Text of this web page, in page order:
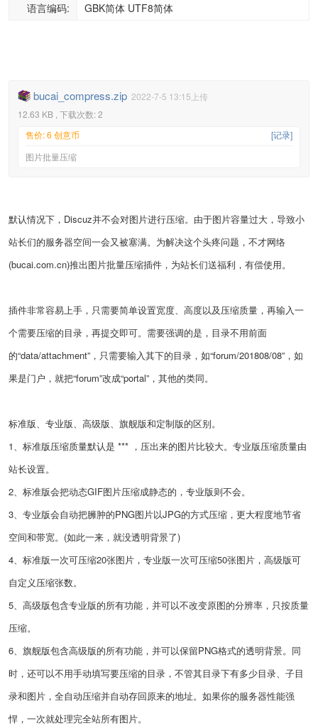
语言编码:
GBK简体 UTF8简体
bucai_compress.zip 2022-7-5 13:15上传
12.63 KB , 下载次数: 2
[记录]
售价: 6 创意币
图片批量压缩
默认情况下，Discuz并不会对图片进行压缩。由于图片容量过大，导致小
站长们的服务器空间一会又被塞满。为解决这个头疼问题，不才网络
(bucai.com.cn)推出图片批量压缩插件，为站长们送福利，有偿使用。
插件非常容易上手，只需要简单设置宽度、高度以及压缩质量，再输入一
个需要压缩的目录，再提交即可。需要强调的是，目录不用前面
的“data/attachment”，只需要输入其下的目录，如“forum/201808/08”，如
果是门户，就把“forum”改成“portal”，其他的类同。
标准版、专业版、高级版、旗舰版和定制版的区别。
1、标准版压缩质量默认是 *** ，压出来的图片比较大。专业版压缩质量由
站长设置。
2、标准版会把动态GIF图片压缩成静态的，专业版则不会。
3、专业版会自动把臃肿的PNG图片以JPG的方式压缩，更大程度地节省
空间和带宽。(如此一来，就没透明背景了)
4、标准版一次可压缩20张图片，专业版一次可压缩50张图片，高级版可
自定义压缩张数。
5、高级版包含专业版的所有功能，并可以不改变原图的分辨率，只按质量
压缩。
6、旗舰版包含高级版的所有功能，并可以保留PNG格式的透明背景。同
时，还可以不用手动填写要压缩的目录，不管其目录下有多少目录、子目
录和图片，全自动压缩并自动存回原来的地址。如果你的服务器性能强
悍，一次就处理完全站所有图片。